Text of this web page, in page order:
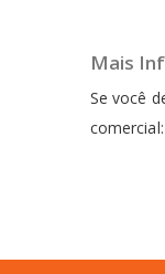
Mais
Se você
comercial: